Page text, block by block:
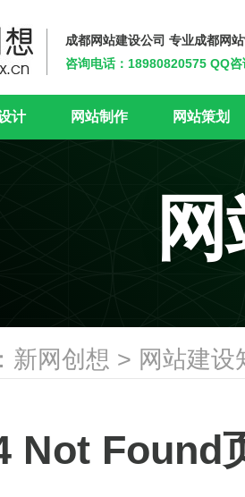
成都网站建设公司 专业成都网
咨询电话：18980820575 QQ咨
计 网站制作 网站策划
新网创想 > 网站建设
Not Found